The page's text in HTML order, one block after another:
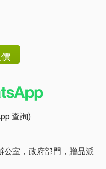
查詢)
公室，政府部門，贈品派